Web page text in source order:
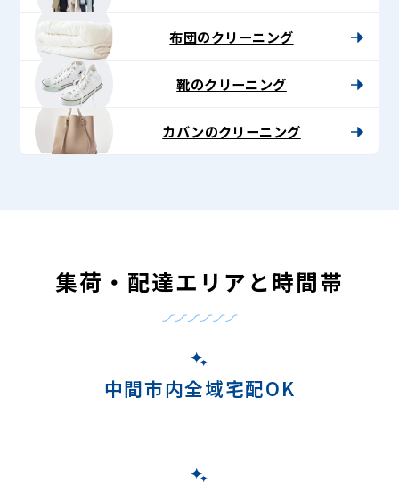
布団のクリーニング
靴のクリーニング
カバンのクリーニング
集荷・配達エリアと時間帯
中間市内全域宅配OK